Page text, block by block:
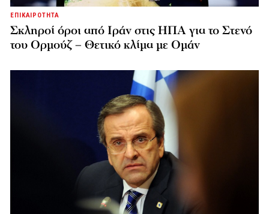
ΕΠΙΚΑΙΡΟΤΗΤΑ
Σκληροί όροι από Ιράν στις ΗΠΑ για το Στενό
του Ορμούζ – Θετικό κλίμα με Ομάν